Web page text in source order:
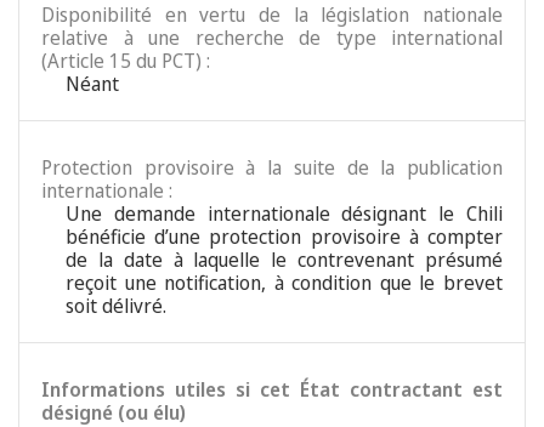
Disponibilité en vertu de la législation nationale
relative à une recherche de type international
(Article 15 du PCT) :
Néant
Protection provisoire à la suite de la publication
internationale :
Une demande internationale désignant le Chili
bénéficie d’une protection provisoire à compter
de la date à laquelle le contrevenant présumé
reçoit une notification, à condition que le brevet
soit délivré.
Informations utiles si cet État contractant est
désigné (ou élu)